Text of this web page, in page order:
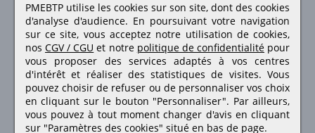
Retrouvez-nous sur les réseaux sociaux
PMEBTP utilise les cookies sur son site, dont des cookies
d'analyse d'audience. En poursuivant votre navigation
sur ce site, vous acceptez notre utilisation de cookies,
nos CGV / CGU et notre politique de confidentialité pour
vous proposer des services adaptés à vos centres
d'intérêt et réaliser des statistiques de visites.Vous
pouvez choisir de refuser ou de personnaliser vos choix
en cliquant sur le bouton "Personnaliser". Par ailleurs,
vous pouvez à tout moment changer d'avis en cliquant
sur "Paramètres des cookies" situé en bas de page.